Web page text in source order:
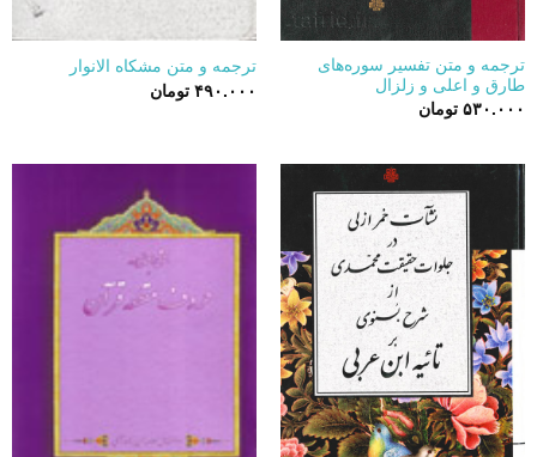
ترجمه و متن تفسیر سوره‌های
طارق و اعلی و زلزال
۵۳۰.۰۰۰ تومان
ترجمه و متن مشکاه الانوار
۴۹۰.۰۰۰ تومان